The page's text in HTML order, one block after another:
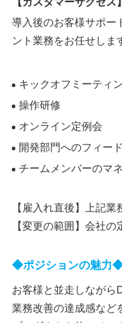
導入後のお客様サポー
ント業務をお任せしま
キックオフミーティ
操作研修
オンライン定例会
開発部門へのフィー
チームメンバーのマ
【雇入れ直後】上記業
【変更の範囲】会社
◆ポジションの魅力
お客様と並走しながら
業務改善の達成感など